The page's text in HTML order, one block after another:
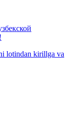
lotindan kirillga va